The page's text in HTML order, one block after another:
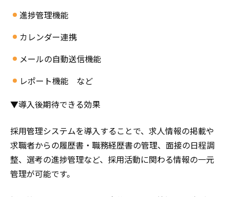
進捗管理機能
カレンダー連携
メールの自動送信機能
レポート機能 など
▼導入後期待できる効果
採用管理システムを導入することで、求人情報の掲載や
求職者からの履歴書・職務経歴書の管理、面接の日程調
整、選考の進捗管理など、採用活動に関わる情報の一元
管理が可能です。